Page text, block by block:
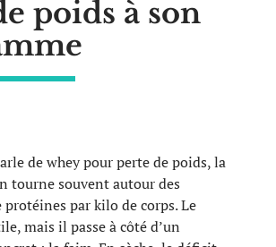
poids à son
de whey pour perte de poids, la
tourne souvent autour des
protéines par kilo de corps. Le
mais il passe à côté d’un